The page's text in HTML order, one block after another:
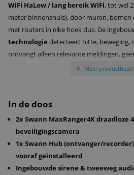
WiFi HaLow / lang bereik WiFi, tot wel
meter binnenshuis), door muren, bomen
met routers in elke hoek dus. De
technologie detecteert hitte, beweging,
ontvangt alleen relevante meldingen,
uitbreidingsmogelijkheden via USB. Met
beheer je alles vanaf je telefoon: live
terugkijken en instellingen aanpassen. De
weerbestendig, de sirene & tweeweg-
veiligheid.
» Meer
In de doos
2x Swann MaxRanger4K draadloze
beveiligingscamera
1x Swann Hub (ontvanger/
vooraf geïnstalleerd
Ingebouwde sirene & tweeweg